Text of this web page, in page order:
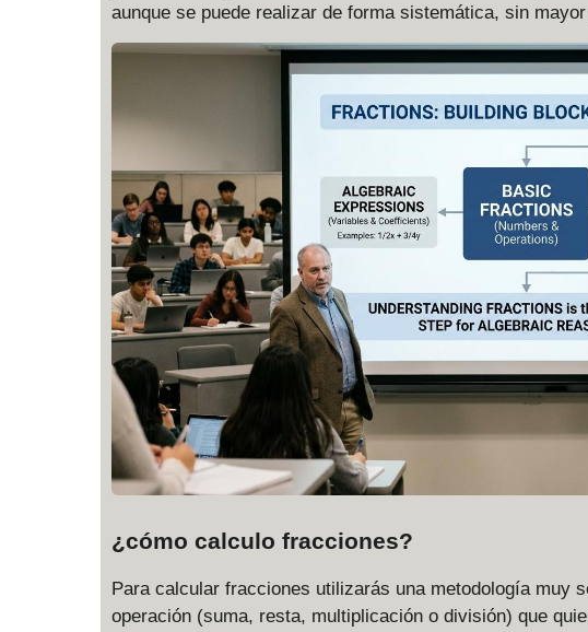
aunque se puede realizar de forma sistemática, sin
¿cómo calculo fracciones?
Para calcular fracciones utilizarás una metodología muy
operación (suma, resta, multiplicación o división) que